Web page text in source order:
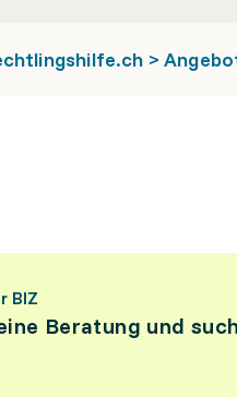
>
BIZ
Beratung und